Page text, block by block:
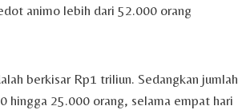
animo lebih dari 52.000 orang
berkisar Rp1 triliun. Sedangkan jumlah
hingga 25.000 orang, selama empat hari